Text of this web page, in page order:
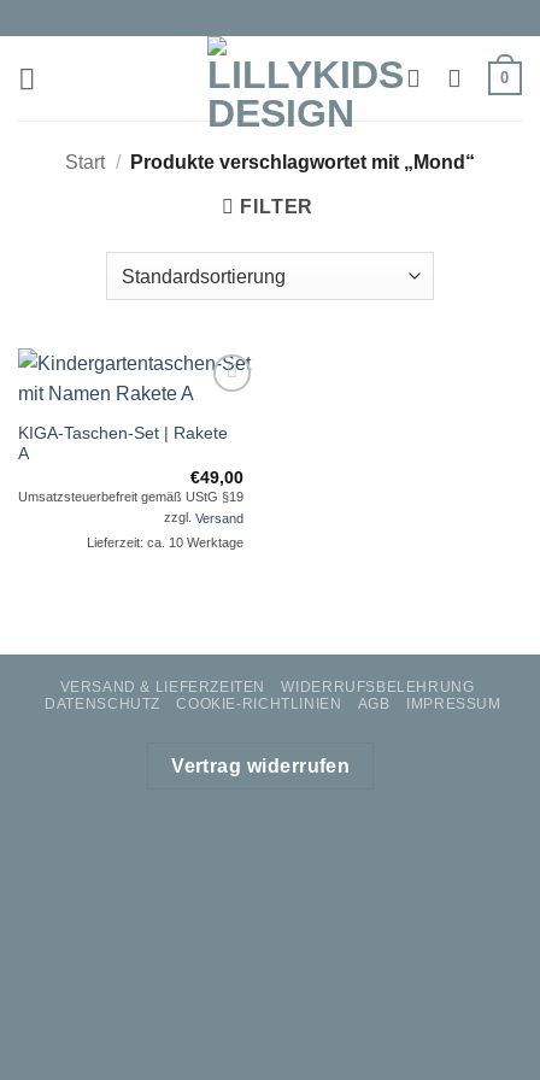
springen
0
Start / Produkte verschlagwortet mit „Mond“
FILTER
Wunschliste
KIGA-Taschen-Set | Rakete
A
€49,00
Umsatzsteuerbefreit gemäß UStG §19
zzgl. Versand
Lieferzeit: ca. 10 Werktage
VERSAND & LIEFERZEITEN
WIDERRUFSBELEHRUNG
DATENSCHUTZ
COOKIE-RICHTLINIEN AGB IMPRESSUM
Vertrag widerrufen